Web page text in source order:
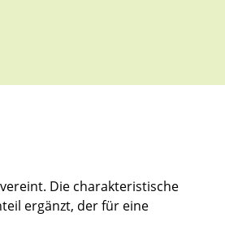
Die charakteristische
ergänzt, der für eine